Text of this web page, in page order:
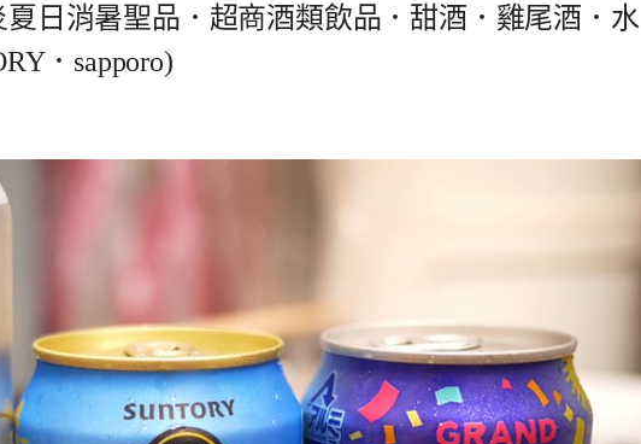
日消暑聖品．超商酒類飲品．甜酒．雞尾酒．水
．sapporo)